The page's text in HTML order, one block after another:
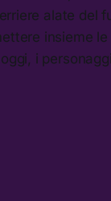
alate del
insieme
i